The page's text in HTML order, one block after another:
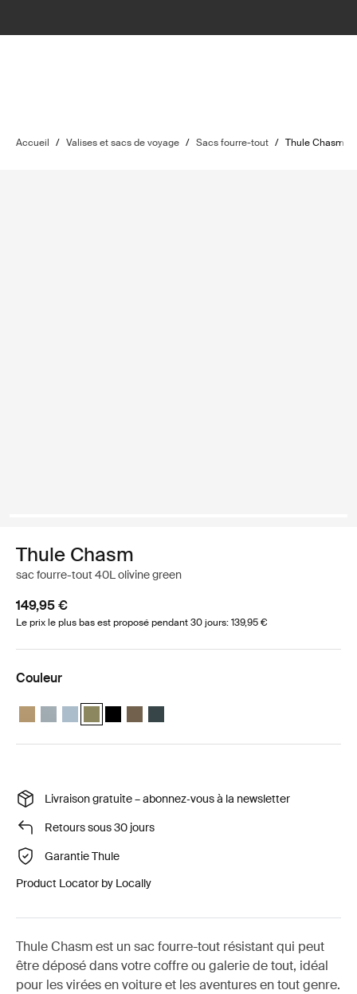
Accueil / Valises et sacs de voyage / Sacs fourre-tout / Thule Chasm
Thule Chasm
sac fourre-tout 40L olivine green
149,95 €
Le prix le plus bas est proposé pendant 30 jours: 139,95 €
Couleur
Thule Chasm 40L duffel Beige doux
Thule Chasm 40L duffel Bleu doux
Thule Chasm 40L duffel Gris étang
Thule Chasm 40L duffel Olivine (selected)
Thule Chasm 40L duffel Noir
Thule Chasm 40L duffel Kaki rofond
Thule Chasm 40L duffel Bleu le plus foncé
Livraison gratuite – abonnez‑vous à la newsletter
Retours sous 30 jours
Garantie Thule
Product Locator by Locally
Thule Chasm est un sac fourre-tout résistant qui peut
être déposé dans votre coffre ou galerie de tout, idéal
pour les virées en voiture et les aventures en tout genre.